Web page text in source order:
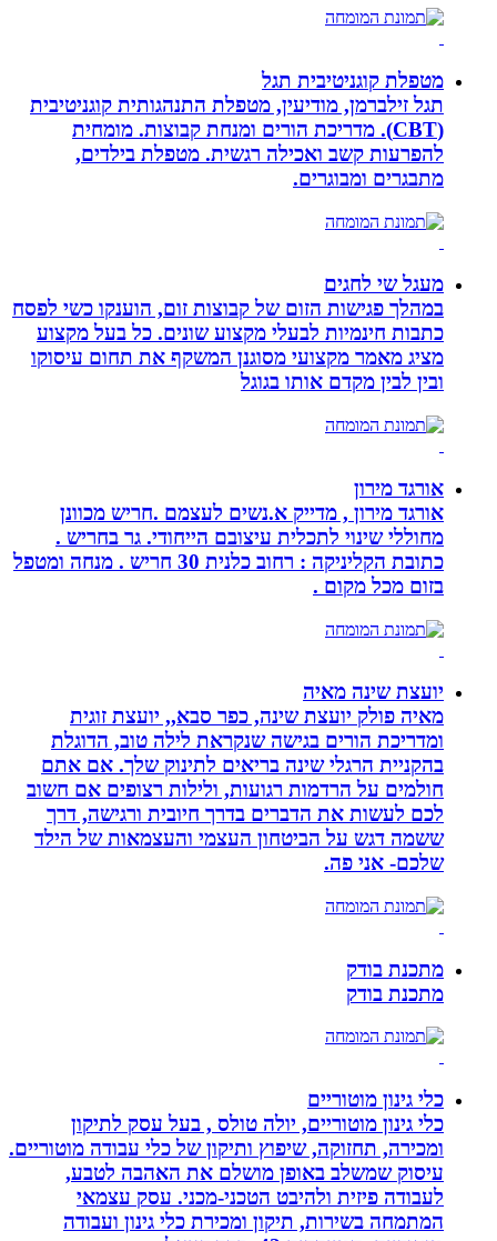
מטפלת קוגניטיבית תגל
תגל זילברמן, מודיעין, מטפלת התנהגותית קוגניטיבית
(CBT). מדריכת הורים ומנחת קבוצות. מומחית
להפרעות קשב ואכילה רגשית. מטפלת בילדים,
מתבגרים ומבוגרים.
מעגל שי לחגים
במהלך פגישות הזום של קבוצות זום, הוענקו כשי לפסח
כתבות חינמיות לבעלי מקצוע שונים. כל בעל מקצוע
מציג מאמר מקצועי מסוגנן המשקף את תחום עיסוקו
ובין לבין מקדם אותו בגוגל
אורגד מירון
אורגד מירון , מדייק א.נשים לעצמם .חריש מכוונן
מחוללי שינוי לתכלית עיצובם הייחודי. גר בחריש .
כתובת הקליניקה : רחוב כלנית 30 חריש . מנחה ומטפל
בזום מכל מקום .
יועצת שינה מאיה
מאיה פולק יועצת שינה, כפר סבא,, יועצת זוגית
ומדריכת הורים בגישה שנקראת לילה טוב, הדוגלת
בהקניית הרגלי שינה בריאים לתינוק שלך. אם אתם
חולמים על הרדמות רגועות, ולילות רצופים אם חשוב
לכם לעשות את הדברים בדרך חיובית ורגישה, דרך
ששמה דגש על הביטחון העצמי והעצמאות של הילד
שלכם- אני פה.
מתכנת בודק
מתכנת בודק
כלי גינון מוטוריים
כלי גינון מוטוריים, יולה טולס , בעל עסק לתיקון
ומכירה, תחזוקה, שיפוץ ותיקון של כלי עבודה מוטוריים.
עיסוק שמשלב באופן מושלם את האהבה לטבע,
לעבודה פיזית ולהיבט הטכני-מכני. עסק עצמאי
המתמחה בשירות, תיקון ומכירת כלי גינון ועבודה